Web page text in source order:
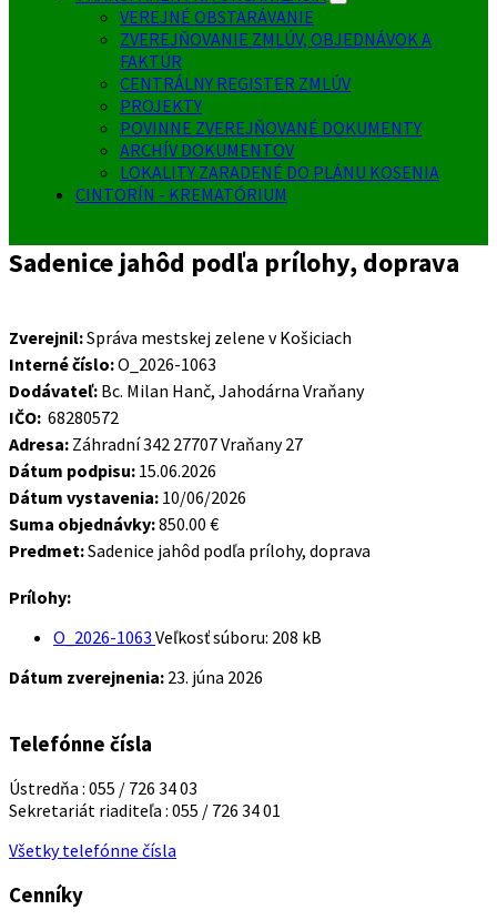
VEREJNÉ OBSTARÁVANIE
ZVEREJŇOVANIE ZMLÚV, OBJEDNÁVOK A
FAKTÚR
CENTRÁLNY REGISTER ZMLÚV
PROJEKTY
POVINNE ZVEREJŇOVANÉ DOKUMENTY
ARCHÍV DOKUMENTOV
LOKALITY ZARADENÉ DO PLÁNU KOSENIA
CINTORÍN - KREMATÓRIUM
Sadenice jahôd podľa prílohy, doprava
Zverejnil:Správa mestskej zelene v Košiciach
Interné číslo:O_2026-1063
Dodávateľ: Bc. Milan Hanč, Jahodárna Vraňany
IČO: 68280572
Adresa: Záhradní 342 27707 Vraňany 27
Dátum podpisu: 15.06.2026
Dátum vystavenia: 10/06/2026
Suma objednávky:850.00 €
Predmet:Sadenice jahôd podľa prílohy, doprava
Prílohy:
O_2026-1063 Veľkosť súboru: 208 kB
Dátum zverejnenia: 23. júna 2026
Telefónne čísla
Ústredňa : 055 / 726 34 03
Sekretariát riaditeľa : 055 / 726 34 01
Všetky telefónne čísla
Cenníky